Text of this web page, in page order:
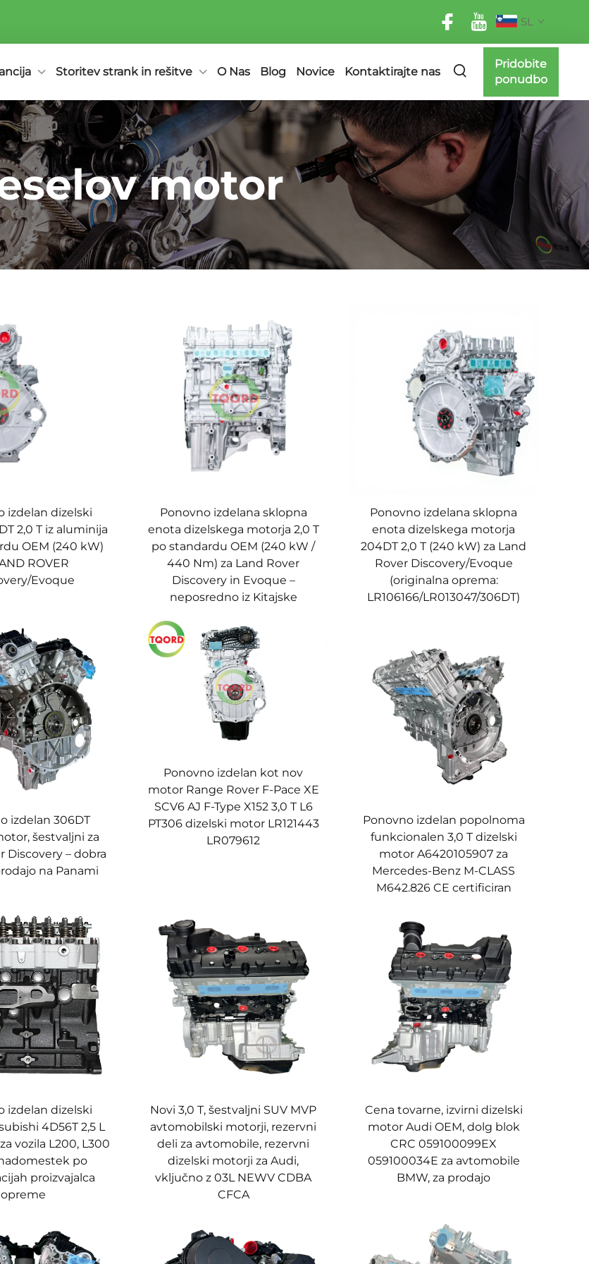
SL
Storitev strank in rešitve O Nas Blog Novice Kontaktirajte nas
Pridobite
ponudbo
motor
izdelan dizelski
2,0 T iz aluminija
OEM (240 kW)
ROVER
Evoque
Ponovno izdelana sklopna
enota dizelskega motorja 2,0 T
po standardu OEM (240 kW /
440 Nm) za Land Rover
Discovery in Evoque –
neposredno iz Kitajske
Ponovno izdelana sklopna
enota dizelskega motorja
204DT 2,0 T (240 kW) za Land
Rover Discovery/Evoque
(originalna oprema:
LR106166/LR013047/306DT)
izdelan 306DT
šestvaljni za
Discovery – dobra
na Panami
Ponovno izdelan kot nov
motor Range Rover F-Pace XE
SCV6 AJ F-Type X152 3,0 T L6
PT306 dizelski motor LR121443
LR079612
Ponovno izdelan popolnoma
funkcionalen 3,0 T dizelski
motor A6420105907 za
Mercedes-Benz M-CLASS
M642.826 CE certificiran
izdelan dizelski
4D56T 2,5 L
vozila L200, L300
po
proizvajalca
opreme
Novi 3,0 T, šestvaljni SUV MVP
avtomobilski motorji, rezervni
deli za avtomobile, rezervni
dizelski motorji za Audi,
vključno z 03L NEWV CDBA
CFCA
Cena tovarne, izvirni dizelski
motor Audi OEM, dolg blok
CRC 059100099EX
059100034E za avtomobile
BMW, za prodajo